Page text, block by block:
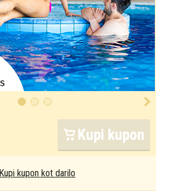
Kupi kupon
Kupi kupon kot darilo